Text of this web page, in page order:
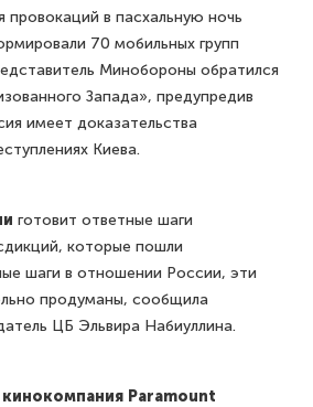
провокаций в пасхальную ночь
70 мобильных групп
Минобороны обратился
Запада», предупредив
имеет доказательства
Киева.
готовит ответные шаги
которые пошли
шаги в отношении России, эти
продуманы, сообщила
ЦБ Эльвира Набиуллина.
кинокомпания Paramount